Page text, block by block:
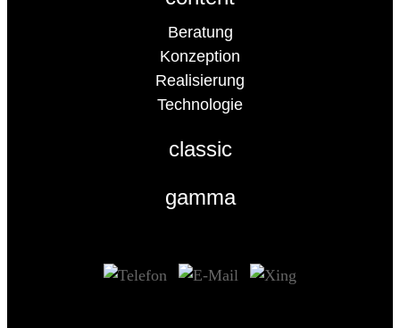
Beratung
Konzeption
Realisierung
Technologie
classic
gamma